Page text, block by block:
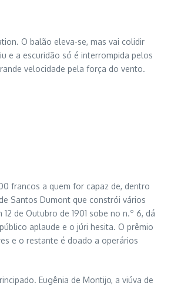
O balão eleva-se, mas vai colidir
e a escuridão só é interrompida pelos
velocidade pela força do vento.
francos a quem for capaz de, dentro
Santos Dumont que constrói vários
de Outubro de 1901 sobe no n.º 6, dá
aplaude e o júri hesita. O prêmio
e o restante é doado a operários
Eugênia de Montijo, a viúva de